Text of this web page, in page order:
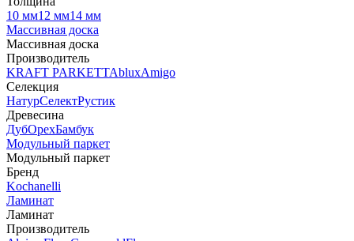
10 мм12 мм14 мм
Массивная доска
Массивная доска
Производитель
KRAFT PARKETTAbluxAmigo
Селекция
НатурСелектРустик
Древесина
ДубОрехБамбук
Модульный паркет
Модульный паркет
Бренд
Kochanelli
Ламинат
Ламинат
Производитель